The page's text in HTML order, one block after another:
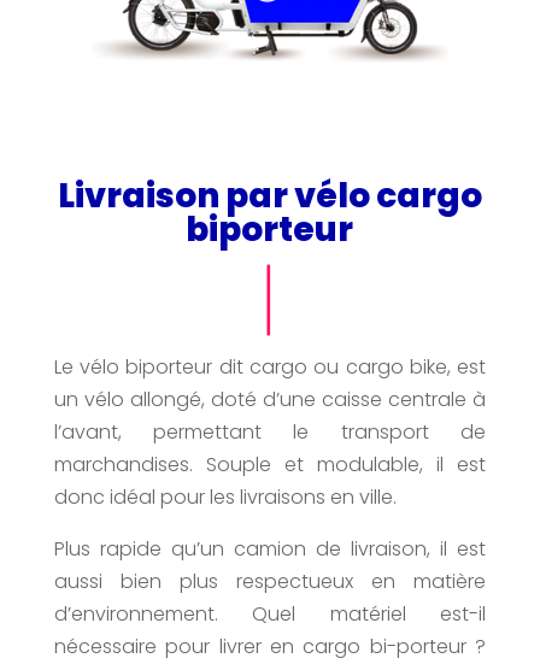
Livraison par vélo cargo
biporteur
Le vélo biporteur dit cargo ou cargo bike, est
un vélo allongé, doté d’une caisse centrale à
l’avant, permettant le transport de
marchandises. Souple et modulable, il est
donc idéal pour les livraisons en ville.
Plus rapide qu’un camion de livraison, il est
aussi bien plus respectueux en matière
d’environnement. Quel matériel est-il
nécessaire pour livrer en cargo bi-porteur ?